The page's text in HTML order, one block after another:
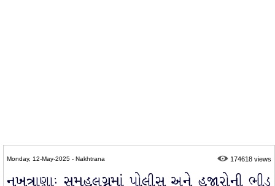
Monday, 12-May-2025 - Nakhtrana 174618 views
નખત્રાણાઃ સમૂહલગ્નમાં પોલીસ અને હજારોની ભીડ